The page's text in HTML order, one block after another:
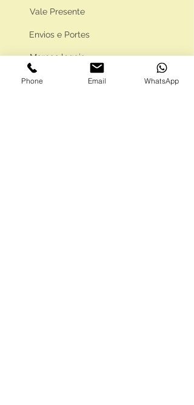
Vale Presente
Envios e Portes
Marcas legais
Programa Fidelidade
Phone Email WhatsApp